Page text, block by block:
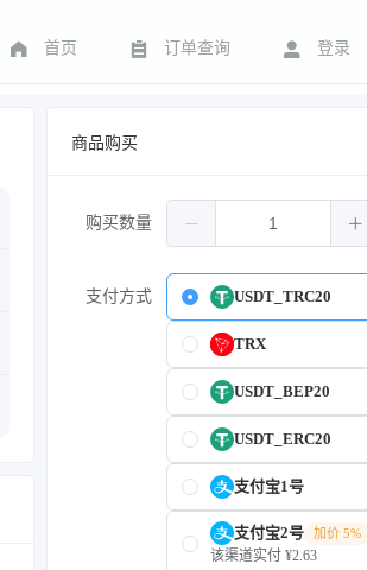
首页 订单查询 登录
商品购买
购买数量
支付方式 USDT_TRC20
TRX
USDT_BEP20
USDT_ERC20
支付宝1号
支付宝2号 加价 5%
该渠道实付 ¥2.63